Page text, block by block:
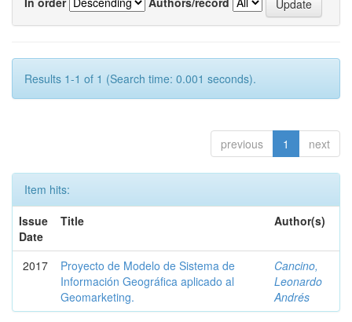
Results 1-1 of 1 (Search time: 0.001 seconds).
previous 1 next
Item hits:
Issue
Date
Title Author(s)
2017
Proyecto de Modelo de Sistema de
Información Geográfica aplicado al
Geomarketing.
Cancino,
Leonardo
Andrés